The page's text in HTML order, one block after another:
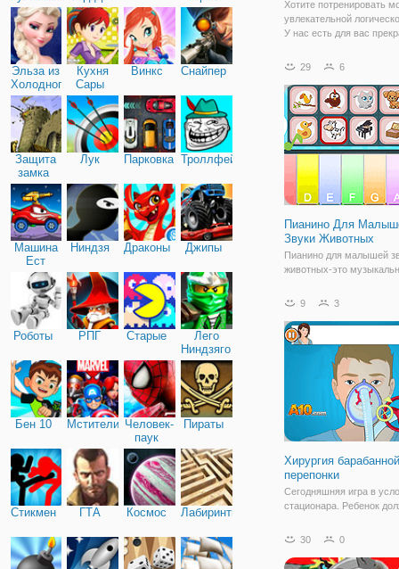
Эльза из
Холодного
сердца
Кухня
Сары
Винкс Снайпер
Защита
замка
Лук Парковка Троллфейс
Машина
Ест
Машину
Ниндзя Драконы Джипы
Роботы РПГ Старые
Лего
Ниндзяго
Бен 10 Мстители Человек-
паук
Пираты
Стикмен ГТА Космос Лабиринты
Хотите потренировать
увлекательной
У нас есть для вас
провести время
окажетесь в мире
коробочки,
29 6
Пианино Для
Звуки Животных
Пианино для малышей
животных-это
звучат инструменты.
инструмент, чтобы
животного играют на
инструментах. Эта
9 3
Хирургия барабанной
перепонки
Сегодняшняя игра в
стационара. Ребенок
больно, так надо делать
происхождение
30 0